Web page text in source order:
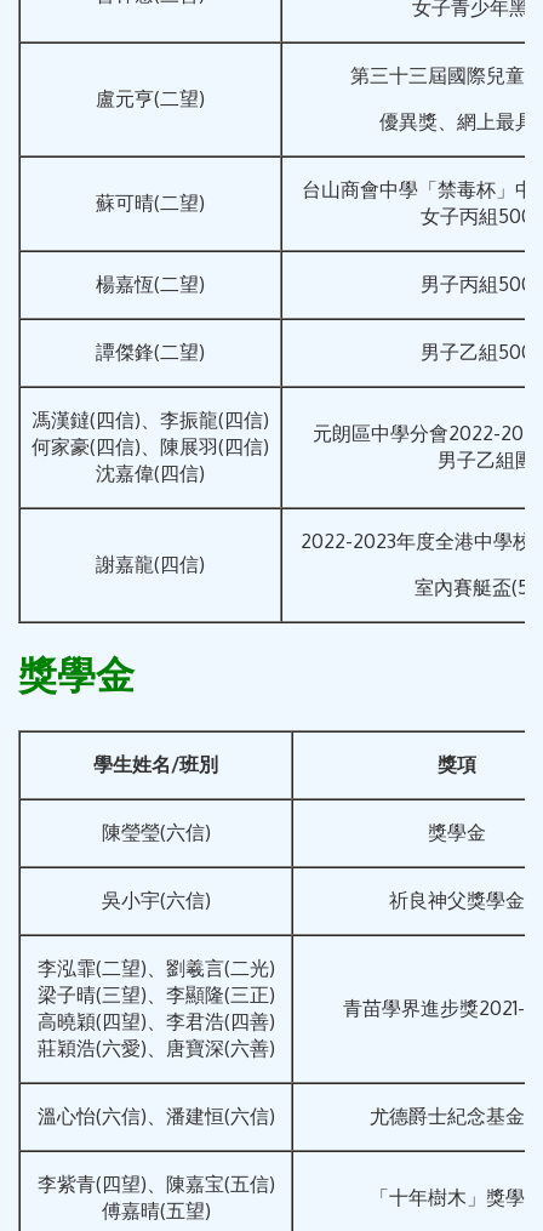
女子青少年黑
盧元亨(二望)
第三十三屆國際兒童
優異獎、網上最具
蘇可晴(二望)
台山商會中學「禁毒杯」
女子丙組500
楊嘉恆(二望) 男子丙組500
譚傑鋒(二望) 男子乙組500
馮漢鐽(四信)、李振龍(四信)
何家豪(四信)、陳展羽(四信)
沈嘉偉(四信)
元朗區中學分會2022-
男子乙組團
謝嘉龍(四信)
2022-2023年度全港中學
室內賽艇盃
獎學金
學生姓名/班別 獎項
陳瑩瑩(六信) 獎學金
吳小宇(六信) 祈良神父獎學金
李泓霏(二望)、劉羲言(二光)
梁子晴(三望)、李顯隆(三正)
高曉穎(四望)、李君浩(四善)
莊穎浩(六愛)、唐寶深(六善)
青苗學界進步獎2021-
溫心怡(六信)、潘建恒(六信) 尤德爵士紀念基金獎
李紫青(四望)、陳嘉宝(五信)
傅嘉晴(五望)
「十年樹木」獎學金